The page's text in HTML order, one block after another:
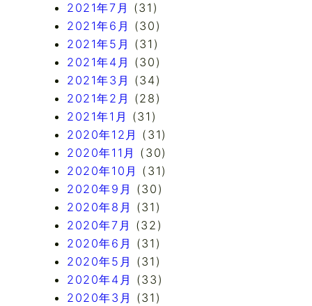
2021年7月 (31)
2021年6月 (30)
2021年5月 (31)
2021年4月 (30)
2021年3月 (34)
2021年2月 (28)
2021年1月 (31)
2020年12月 (31)
2020年11月 (30)
2020年10月 (31)
2020年9月 (30)
2020年8月 (31)
2020年7月 (32)
2020年6月 (31)
2020年5月 (31)
2020年4月 (33)
2020年3月 (31)